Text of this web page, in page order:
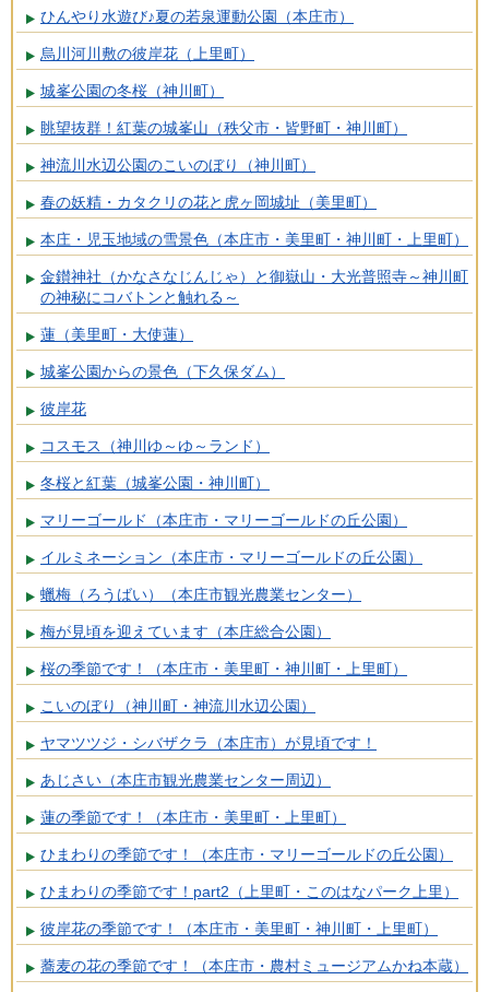
ひんやり水遊び♪夏の若泉運動公園（本庄市）
烏川河川敷の彼岸花（上里町）
城峯公園の冬桜（神川町）
眺望抜群！紅葉の城峯山（秩父市・皆野町・神川町）
神流川水辺公園のこいのぼり（神川町）
春の妖精・カタクリの花と虎ヶ岡城址（美里町）
本庄・児玉地域の雪景色（本庄市・美里町・神川町・上里町）
金鑚神社（かなさなじんじゃ）と御嶽山・大光普照寺～神川町
の神秘にコバトンと触れる～
蓮（美里町・大使蓮）
城峯公園からの景色（下久保ダム）
彼岸花
コスモス（神川ゆ～ゆ～ランド）
冬桜と紅葉（城峯公園・神川町）
マリーゴールド（本庄市・マリーゴールドの丘公園）
イルミネーション（本庄市・マリーゴールドの丘公園）
蠟梅（ろうばい）（本庄市観光農業センター）
梅が見頃を迎えています（本庄総合公園）
桜の季節です！（本庄市・美里町・神川町・上里町）
こいのぼり（神川町・神流川水辺公園）
ヤマツツジ・シバザクラ（本庄市）が見頃です！
あじさい（本庄市観光農業センター周辺）
蓮の季節です！（本庄市・美里町・上里町）
ひまわりの季節です！（本庄市・マリーゴールドの丘公園）
ひまわりの季節です！part2（上里町・このはなパーク上里）
彼岸花の季節です！（本庄市・美里町・神川町・上里町）
蕎麦の花の季節です！（本庄市・農村ミュージアムかね本蔵）